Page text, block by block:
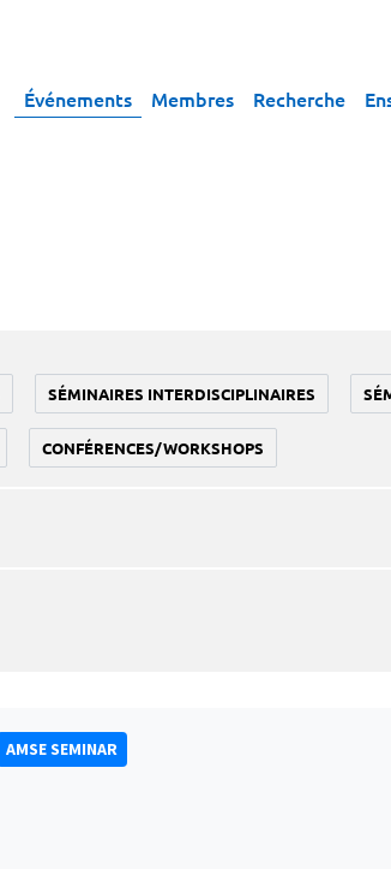
Événements Membres Recherche
SÉMINAIRES INTERDISCIPLINAIRES
CONFÉRENCES/WORKSHOPS
AMSE SEMINAR